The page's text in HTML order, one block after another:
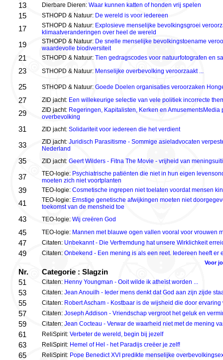
13 Dierbare Dieren: Waar kunnen katten of honden vrij spelen
15 STHOPD & Natuur: De wereld is voor iedereen
17 STHOPD & Natuur: Explosieve menselijke bevolkingsgroei
klimaatveranderingen over heel de wereld
19 STHOPD & Natuur: De snelle menselijke bevolkingstoename
waardevolle biodiversiteit
21 STHOPD & Natuur: Tien gedragscodes voor natuurfotografen en
23 STHOPD & Natuur: Menselijke overbevolking veroorzaakt ...
25 STHOPD & Natuur: Goede Doelen organisaties veroorzaken
27 ZID jacht: Een willekeurige selectie van vele politiek incorrecte
29 ZID jacht: Regeringen, Kapitalisten, Kerken en
overbevolking
31 ZID jacht: Solidariteit voor iedereen die het verdient
33 ZID jacht: Juridisch Parasitisme - Sommige asieladvocaten
Nederland
35 ZID jacht: Geert Wilders - Fitna The Movie - vrijheid van
37 TEO-logie: Psychiatrische patiënten die niet in hun eigen
moeten zich niet voortplanten
39 TEO-logie: Cosmetische ingrepen niet toelaten voordat mensen
41 TEO-logie: Ernstige genetische afwijkingen moeten niet
toekomst van de mensheid toe
43 TEO-logie: Wij creëren God
45 TEO-logie: Mannen met blauwe ogen vallen vooral voor vrouwen
47 Citaten: Unbekannt - Die Verfremdung hat unsere Wirklichkeit
49 Citaten: Onbekend - Een mening is als een reet. Iedereen heeft er
Voor
Nr.
Categorie : Slagzin
51
Citaten: Henny Youngman - Ooit wilde ik atheïst worden ...
53 Citaten: Jean Anouilh - Ieder mens denkt dat God aan zijn zijde
55 Citaten: Robert Ascham - Kostbaar is de wijsheid die door
57 Citaten: Joseph Addison - Vriendschap vergroot het geluk en
59 Citaten: Jean Cocteau - Verwar de waarheid niet met de mening
61 ReliSpirit: Verbeter de wereld, begin bij jezelf
63 ReliSpirit: Hemel of Hel - het Paradijs creëer je zelf!
65 ReliSpirit: Pope Benedict XVI predikte menselijke